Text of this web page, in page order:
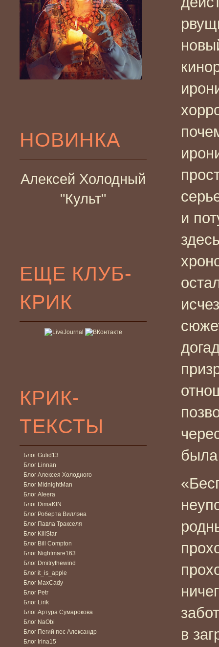
НОВИНКА
Алексей Холодный
"Культ"
ЕЩЕ КЛУБ-
КРИК
КРИК-
ТЕКСТЫ
Блог Gulid13
Блог Linnan
Блог Алексея Холодного
Блог MidnightMan
Блог Aleera
Блог DimaKIN
Блог Роберта Виллэна
Блог Павла Тракселя
Блог KillStar
Блог Bill Compton
Блог Nightmare163
Блог Dmitrythewind
Блог it_is_apple
Блог MaxCady
Блог Petr
Блог Lirik
Блог Артура Сумарокова
Блог NaObi
Блог Пегий пес Александр
Блог Irina15
и
была
в